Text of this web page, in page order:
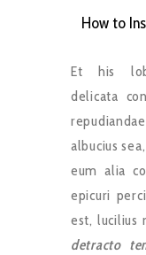
How to
Et his
delicata
albucius
eum alia
epicuri
est, lucilius
detracto